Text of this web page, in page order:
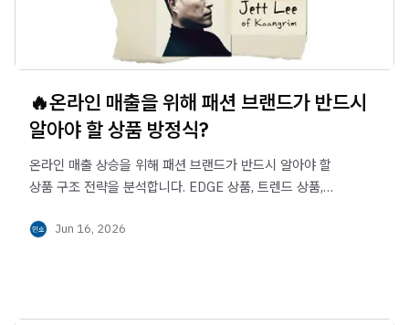
🔥온라인 매출을 위해 패션 브랜드가 반드시
알아야 할 상품 방정식?
온라인 매출 상승을 위해 패션 브랜드가 반드시 알아야 할
상품 구조 전략을 분석합니다. EDGE 상품, 트렌드 상품,
변화·가격 인상·메인행사 전 가격 점검까지 온라인 유통에서
Jun 16, 2026